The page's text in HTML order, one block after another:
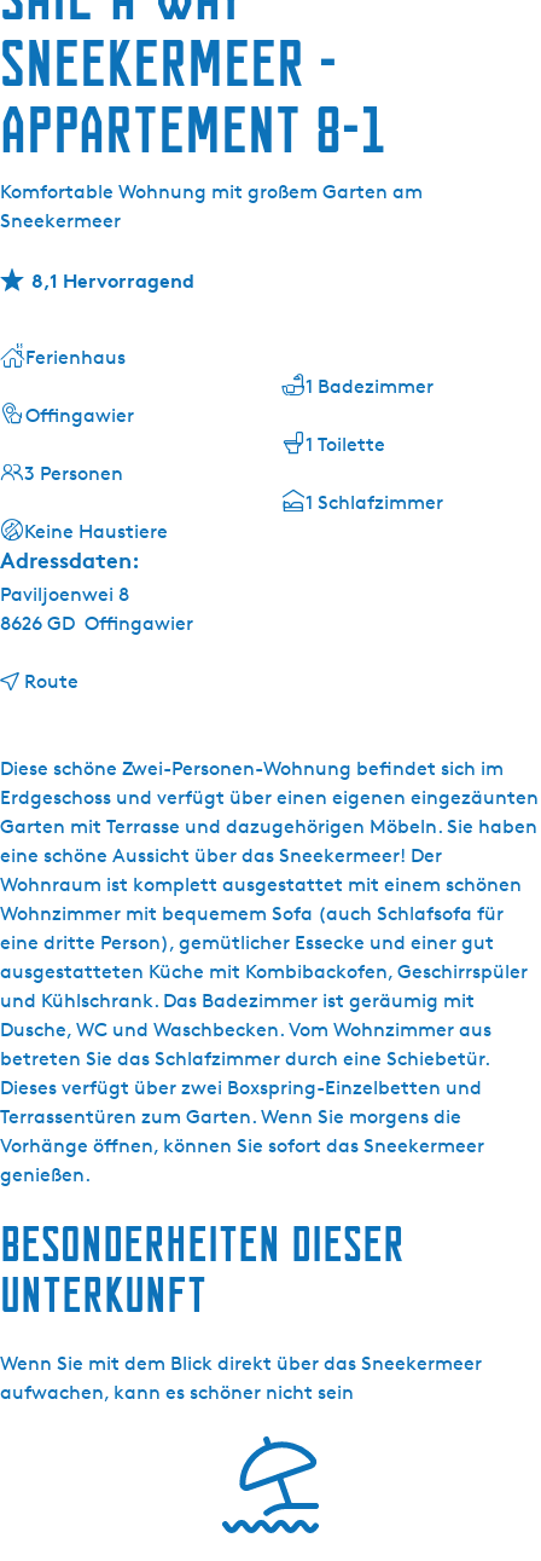
Sneekermeer -
Appartement 8-1
Komfortable Wohnung mit großem Garten am
Sneekermeer
8,1 Hervorragend
Diese schöne Zwei-Personen-Wohnung befindet sich im
Erdgeschoss und verfügt über einen eigenen eingezäunten
Garten mit Terrasse und dazugehörigen Möbeln. Sie haben
eine schöne Aussicht über das Sneekermeer! Der
Wohnraum ist komplett ausgestattet mit einem schönen
Wohnzimmer mit bequemem Sofa (auch Schlafsofa für
eine dritte Person), gemütlicher Essecke und einer gut
ausgestatteten Küche mit Kombibackofen, Geschirrspüler
und Kühlschrank. Das Badezimmer ist geräumig mit
Dusche, WC und Waschbecken. Vom Wohnzimmer aus
betreten Sie das Schlafzimmer durch eine Schiebetür.
Dieses verfügt über zwei Boxspring-Einzelbetten und
Terrassentüren zum Garten. Wenn Sie morgens die
Vorhänge öffnen, können Sie sofort das Sneekermeer
genießen.
Besonderheiten dieser
Unterkunft
Wenn Sie mit dem Blick direkt über das Sneekermeer
aufwachen, kann es schöner nicht sein
Ferienhaus
Offingawier
3 Personen
Keine Haustiere
1 Badezimmer
1 Toilette
1 Schlafzimmer
Adressdaten:
Paviljoenwei 8
8626 GD Offingawier
Route
S
a
i
l
-
a
-
w
a
y
S
n
e
e
k
r
m
e
e
-
A